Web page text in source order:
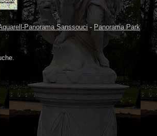
Panorama Sanssouci - Panorama Park